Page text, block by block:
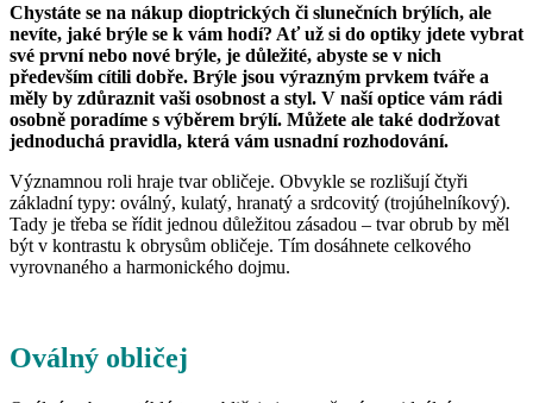
Chystáte se na nákup dioptrických či slunečních brýlích, ale
nevíte, jaké brýle se k vám hodí? Ať už si do optiky jdete vybrat
své první nebo nové brýle, je důležité, abyste se v nich
především cítili dobře. Brýle jsou výrazným prvkem tváře a
měly by zdůraznit vaši osobnost a styl. V naší optice vám rádi
osobně poradíme s výběrem brýlí. Můžete ale také dodržovat
jednoduchá pravidla, která vám usnadní rozhodování.
Významnou roli hraje tvar obličeje. Obvykle se rozlišují čtyři
základní typy: oválný, kulatý, hranatý a srdcovitý (trojúhelníkový).
Tady je třeba se řídit jednou důležitou zásadou – tvar obrub by měl
být v kontrastu k obrysům obličeje. Tím dosáhnete celkového
vyrovnaného a harmonického dojmu.
Oválný obličej